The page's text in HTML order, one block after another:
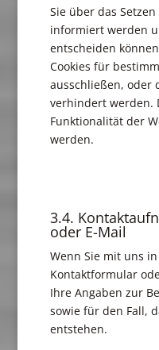
Sie über das
informiert werden
entscheiden
Cookies für
ausschließen, oder
verhindert werden.
Funktionalität der
werden.
3.4.
oder E-Mail
Wenn Sie mit uns
Kontaktformular
Ihre Angaben zur
sowie für den Fall,
entstehen.